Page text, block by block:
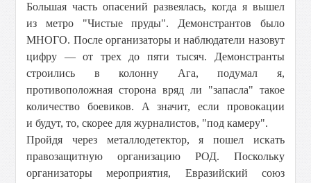
Большая часть опасений развеялась, когда я вышел
из метро "Чистые пруды". Демонстрантов было
МНОГО. После организаторы и наблюдатели назовут
цифру — от трех до пяти тысяч. Демонстранты
строились в колонну Ага, подумал я,
противоположная сторона вряд ли "запасла" такое
количество боевиков. А значит, если провокации
и будут, то, скорее для журналистов, "под камеру".
Пройдя через металлодетектор, я пошел искать
правозащитную организацию РОД. Поскольку
организаторы мероприятия, Евразийский союз